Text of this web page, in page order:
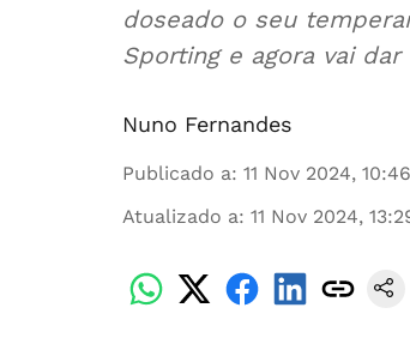
doseado o seu
Sporting e agora vai
Nuno Fernandes
Publicado a: 11 Nov 2024, 10:46
Atualizado a: 11 Nov 2024,